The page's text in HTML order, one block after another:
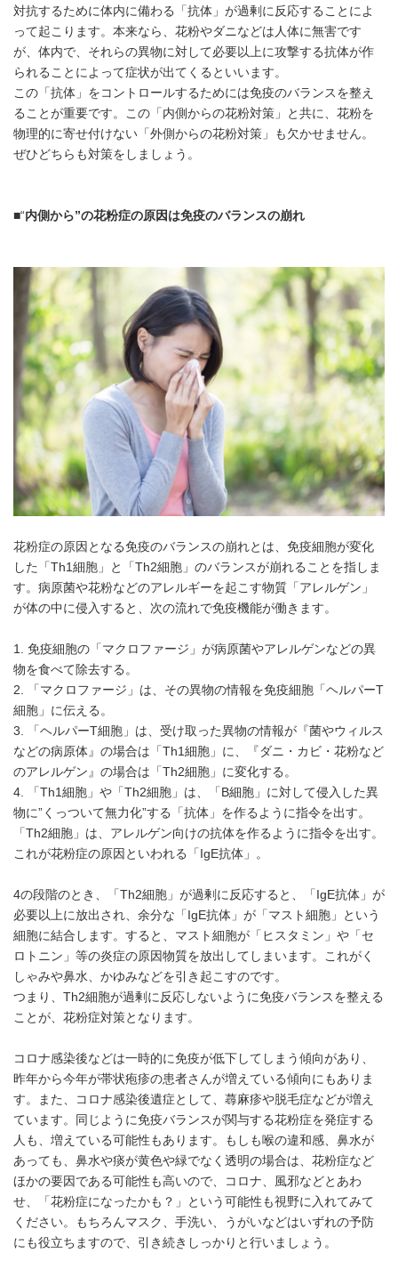
対抗するために体内に備わる「抗体」が過剰に反応することによ
って起こります。本来なら、花粉やダニなどは人体に無害です
が、体内で、それらの異物に対して必要以上に攻撃する抗体が作
られることによって症状が出てくるといいます。
この「抗体」をコントロールするためには免疫のバランスを整え
ることが重要です。この「内側からの花粉対策」と共に、花粉を
物理的に寄せ付けない「外側からの花粉対策」も欠かせません。
ぜひどちらも対策をしましょう。
■“内側から”の花粉症の原因は免疫のバランスの崩れ
花粉症の原因となる免疫のバランスの崩れとは、免疫細胞が変化
した「Th1細胞」と「Th2細胞」のバランスが崩れることを指しま
す。病原菌や花粉などのアレルギーを起こす物質「アレルゲン」
が体の中に侵入すると、次の流れで免疫機能が働きます。
1. 免疫細胞の「マクロファージ」が病原菌やアレルゲンなどの異
物を食べて除去する。
2. 「マクロファージ」は、その異物の情報を免疫細胞「ヘルパーT
細胞」に伝える。
3. 「ヘルパーT細胞」は、受け取った異物の情報が『菌やウィルス
などの病原体』の場合は「Th1細胞」に、『ダニ・カビ・花粉など
のアレルゲン』の場合は「Th2細胞」に変化する。
4. 「Th1細胞」や「Th2細胞」は、「B細胞」に対して侵入した異
物に”くっついて無力化”する「抗体」を作るように指令を出す。
「Th2細胞」は、アレルゲン向けの抗体を作るように指令を出す。
これが花粉症の原因といわれる「IgE抗体」。
4の段階のとき、「Th2細胞」が過剰に反応すると、「IgE抗体」が
必要以上に放出され、余分な「IgE抗体」が「マスト細胞」という
細胞に結合します。すると、マスト細胞が「ヒスタミン」や「セ
ロトニン」等の炎症の原因物質を放出してしまいます。これがく
しゃみや鼻水、かゆみなどを引き起こすのです。
つまり、Th2細胞が過剰に反応しないように免疫バランスを整える
ことが、花粉症対策となります。
コロナ感染後などは一時的に免疫が低下してしまう傾向があり、
昨年から今年が帯状疱疹の患者さんが増えている傾向にもありま
す。また、コロナ感染後遺症として、蕁麻疹や脱毛症などが増え
ています。同じように免疫バランスが関与する花粉症を発症する
人も、増えている可能性もあります。もしも喉の違和感、鼻水が
あっても、鼻水や痰が黄色や緑でなく透明の場合は、花粉症など
ほかの要因である可能性も高いので、コロナ、風邪などとあわ
せ、「花粉症になったかも？」という可能性も視野に入れてみて
ください。もちろんマスク、手洗い、うがいなどはいずれの予防
にも役立ちますので、引き続きしっかりと行いましょう。